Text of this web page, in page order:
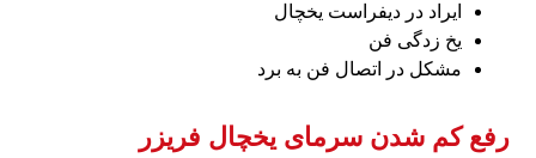
ایراد در دیفراست یخچال
یخ‌ زدگی فن
مشکل در اتصال فن به برد
رفع کم شدن سرمای یخچال فریزر